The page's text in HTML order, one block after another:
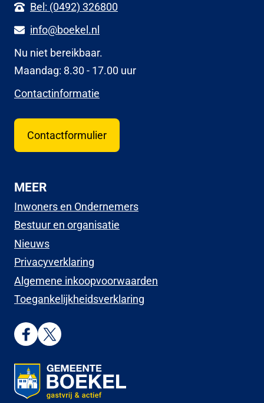
Bel: (0492) 326800
info@boekel.nl
Nu niet bereikbaar.
Maandag: 8.30 - 17.00 uur
Contactinformatie
Contactformulier
MEER
Inwoners en Ondernemers
Bestuur en organisatie
Nieuws
Privacyverklaring
Algemene inkoopvoorwaarden
Toegankelijkheidsverklaring